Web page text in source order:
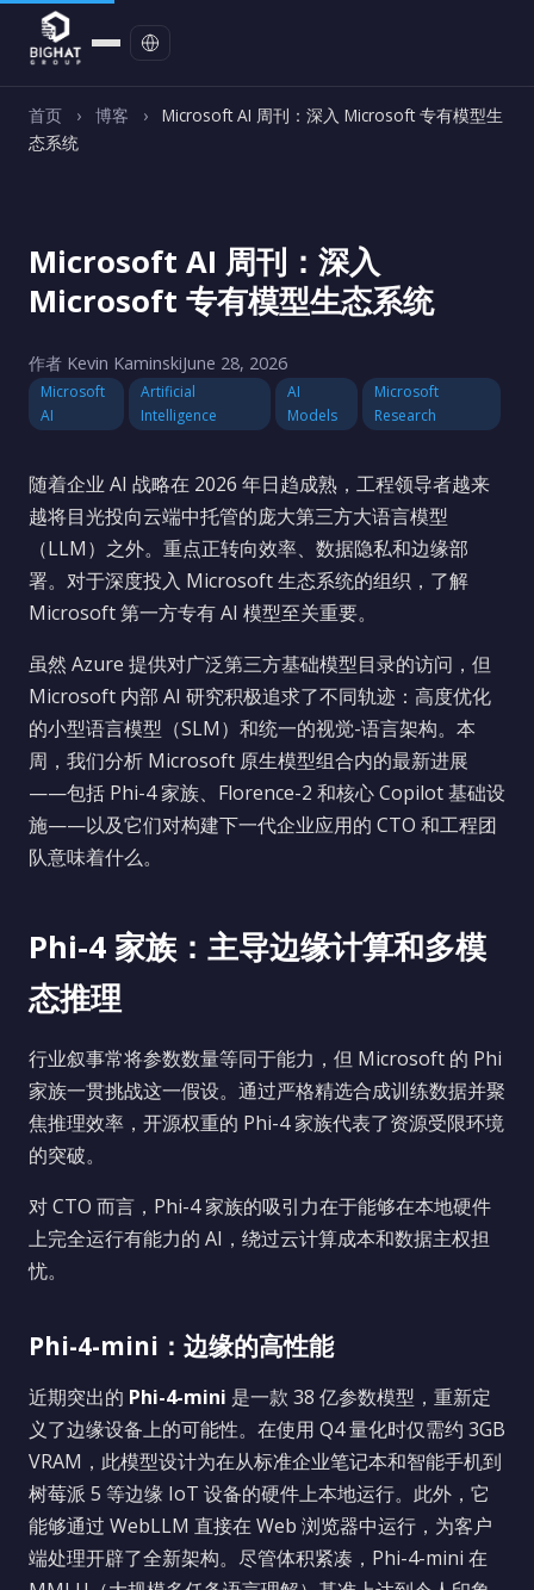
首页 › 博客 ›
Microsoft AI 周刊：深入 Microsoft 专有模型生
态系统
Microsoft AI 周刊：深入
Microsoft 专有模型生态系统
作者 Kevin KaminskiJune 28, 2026
Microsoft
AI
Artificial
Intelligence
AI
Models
Microsoft
Research
随着企业 AI 战略在 2026 年日趋成熟，工程领导者越来
越将目光投向云端中托管的庞大第三方大语言模型
（LLM）之外。重点正转向效率、数据隐私和边缘部
署。对于深度投入 Microsoft 生态系统的组织，了解
Microsoft 第一方专有 AI 模型至关重要。
虽然 Azure 提供对广泛第三方基础模型目录的访问，但
Microsoft 内部 AI 研究积极追求了不同轨迹：高度优化
的小型语言模型（SLM）和统一的视觉-语言架构。本
周，我们分析 Microsoft 原生模型组合内的最新进展
——包括 Phi-4 家族、Florence-2 和核心 Copilot 基础设
施——以及它们对构建下一代企业应用的 CTO 和工程团
队意味着什么。
Phi-4 家族：主导边缘计算和多模
态推理
行业叙事常将参数数量等同于能力，但 Microsoft 的 Phi
家族一贯挑战这一假设。通过严格精选合成训练数据并聚
焦推理效率，开源权重的 Phi-4 家族代表了资源受限环境
的突破。
对 CTO 而言，Phi-4 家族的吸引力在于能够在本地硬件
上完全运行有能力的 AI，绕过云计算成本和数据主权担
忧。
Phi-4-mini：边缘的高性能
近期突出的 Phi-4-mini 是一款 38 亿参数模型，重新定
义了边缘设备上的可能性。在使用 Q4 量化时仅需约 3GB
VRAM，此模型设计为在从标准企业笔记本和智能手机到
树莓派 5 等边缘 IoT 设备的硬件上本地运行。此外，它
能够通过 WebLLM 直接在 Web 浏览器中运行，为客户
端处理开辟了全新架构。尽管体积紧凑，Phi-4-mini 在